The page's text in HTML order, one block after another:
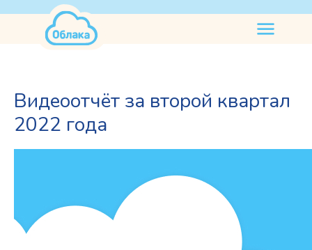
нужна
помощь
Видеоотчёт за второй квартал
2022 года